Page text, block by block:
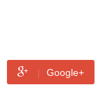
Google+